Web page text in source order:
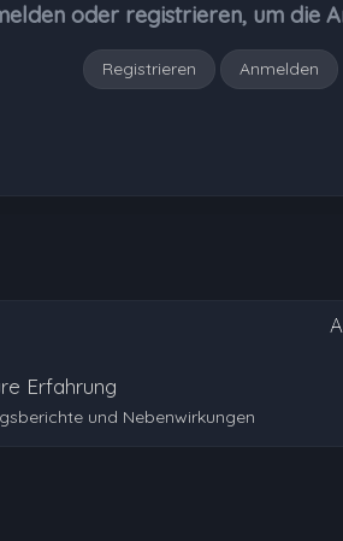
oder registrieren, um die
Registrieren Anmelden
Erfahrung
und Nebenwirkungen